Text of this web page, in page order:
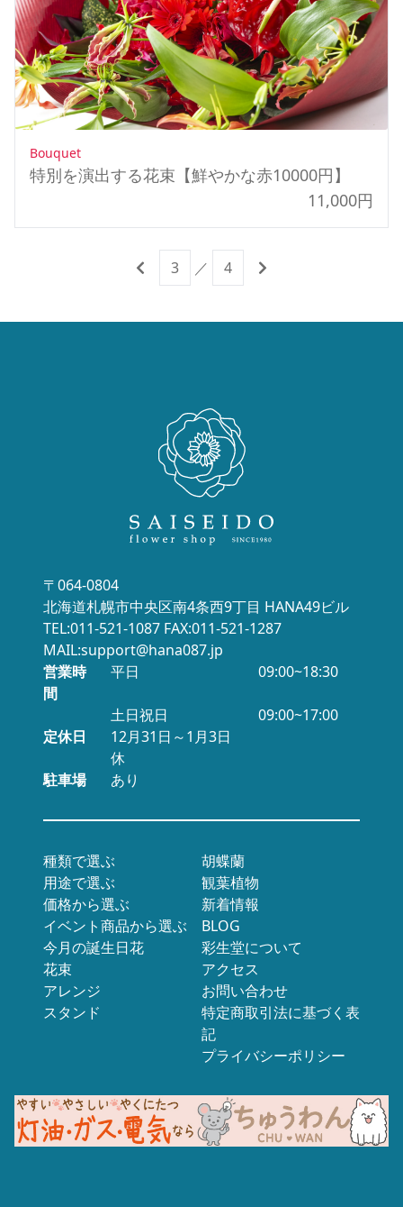
Bouquet
特別を演出する花束【鮮やかな赤10000円】
11,000円
3 ／ 4
〒064-0804
北海道札幌市中央区南4条西9丁目 HANA49ビル
TEL:011-521-1087 FAX:011-521-1287
MAIL:support@hana087.jp
営業時
間
平日 09:00~18:30
土日祝日
09:00~17:00
定休日
12月31日～1月3日
休
駐車場
あり
種類で選ぶ
用途で選ぶ
価格から選ぶ
イベント商品から選ぶ
今月の誕生日花
花束
アレンジ
スタンド
胡蝶蘭
観葉植物
新着情報
BLOG
彩生堂について
アクセス
お問い合わせ
特定商取引法に基づく表
記
プライバシーポリシー